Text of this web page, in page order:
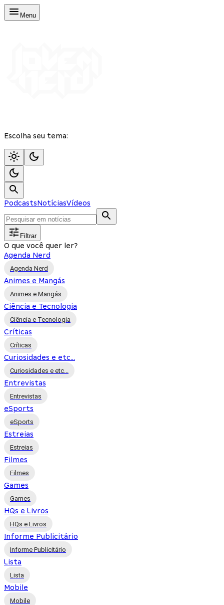
Menu
Escolha seu tema:
PodcastsNotíciasVídeos
Filtrar
O que você quer ler?
Agenda Nerd
Agenda Nerd
Animes e Mangás
Animes e Mangás
Ciência e Tecnologia
Ciência e Tecnologia
Críticas
Críticas
Curiosidades e etc...
Curiosidades e etc...
Entrevistas
Entrevistas
eSports
eSports
Estreias
Estreias
Filmes
Filmes
Games
Games
HQs e Livros
HQs e Livros
Informe Publicitário
Informe Publicitário
Lista
Lista
Mobile
Mobile